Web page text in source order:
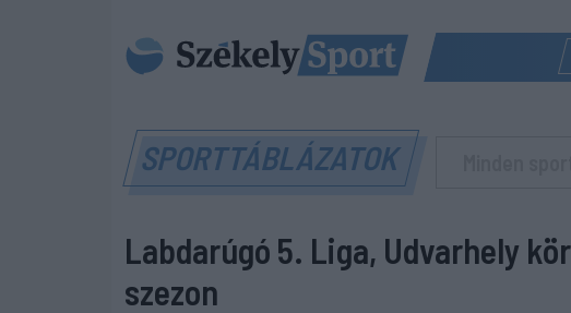
SPORTTÁBLÁZATOK
Labdarúgó 5. Liga, Udvarhely
szezon